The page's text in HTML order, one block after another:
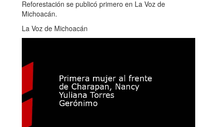
Reforestación se publicó primero en La Voz de
Michoacán.
La Voz de Michoacán